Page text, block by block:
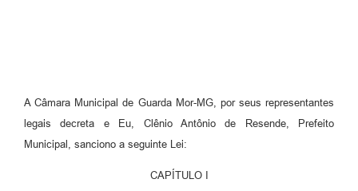
A Câmara Municipal de Guarda Mor-MG, por seus representantes
legais decreta e Eu, Clênio Antônio de Resende, Prefeito
Municipal, sanciono a seguinte Lei:
CAPÍTULO I